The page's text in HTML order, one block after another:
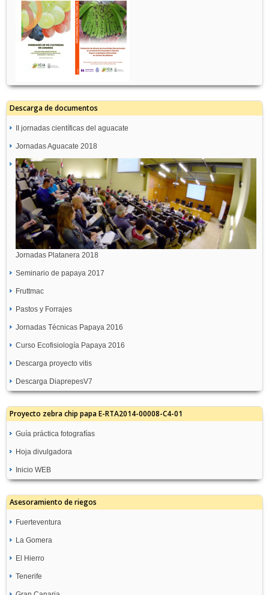
Descarga de documentos
II jornadas científicas del aguacate
Jornadas Aguacate 2018
Jornadas Platanera 2018
Seminario de papaya 2017
Fruttmac
Pastos y Forrajes
Jornadas Técnicas Papaya 2016
Curso Ecofisiología Papaya 2016
Descarga proyecto vitis
Descarga DiaprepesV7
Proyecto zebra chip papa E-RTA2014-00008-C4-01
Guía práctica fotografías
Hoja divulgadora
Inicio WEB
Asesoramiento de riegos
Fuerteventura
GC08-Molino de Angua
Recomendación de Riegos
La Gomera
TF05-San Sebastián
Recomendación de Riegos
El Hierro
TF08-Frontera
Recomendación de Riegos
Tenerife